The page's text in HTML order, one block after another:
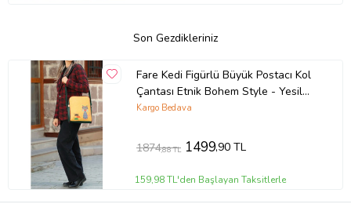
Son Gezdikleriniz
Fare Kedi Figürlü Büyük Postacı Kol
Çantası Etnik Bohem Style - Yesil
(Yeşil)
Kargo Bedava
1874,88 TL 1499,90 TL
159,98 TL'den Başlayan Taksitlerle